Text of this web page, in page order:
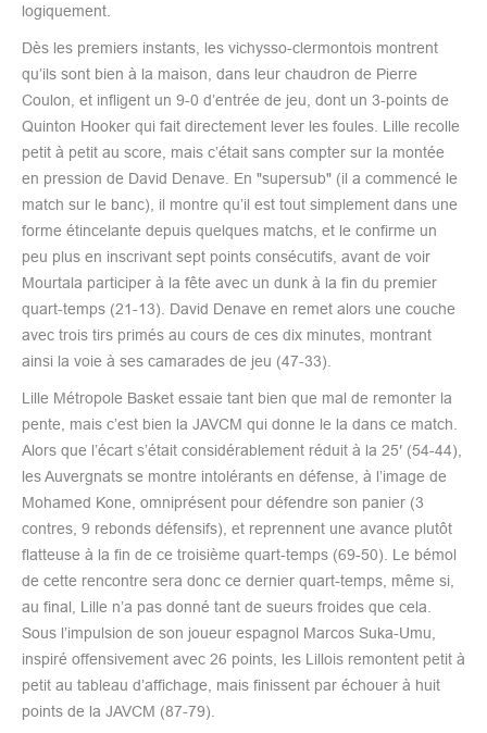
logiquement.
Dès les premiers instants, les vichysso-clermontois montrent
qu’ils sont bien à la maison, dans leur chaudron de Pierre
Coulon, et infligent un 9-0 d’entrée de jeu, dont un 3-points de
Quinton Hooker qui fait directement lever les foules. Lille recolle
petit à petit au score, mais c’était sans compter sur la montée
en pression de David Denave. En "supersub" (il a commencé le
match sur le banc), il montre qu’il est tout simplement dans une
forme étincelante depuis quelques matchs, et le confirme un
peu plus en inscrivant sept points consécutifs, avant de voir
Mourtala participer à la fête avec un dunk à la fin du premier
quart-temps (21-13). David Denave en remet alors une couche
avec trois tirs primés au cours de ces dix minutes, montrant
ainsi la voie à ses camarades de jeu (47-33).
Lille Métropole Basket essaie tant bien que mal de remonter la
pente, mais c’est bien la JAVCM qui donne le la dans ce match.
Alors que l’écart s’était considérablement réduit à la 25′ (54-44),
les Auvergnats se montre intolérants en défense, à l’image de
Mohamed Kone, omniprésent pour défendre son panier (3
contres, 9 rebonds défensifs), et reprennent une avance plutôt
flatteuse à la fin de ce troisième quart-temps (69-50). Le bémol
de cette rencontre sera donc ce dernier quart-temps, même si,
au final, Lille n’a pas donné tant de sueurs froides que cela.
Sous l’impulsion de son joueur espagnol Marcos Suka-Umu,
inspiré offensivement avec 26 points, les Lillois remontent petit à
petit au tableau d’affichage, mais finissent par échouer à huit
points de la JAVCM (87-79).